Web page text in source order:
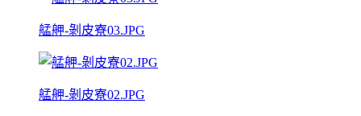
艋舺-剝皮寮03.JPG
艋舺-剝皮寮02.JPG